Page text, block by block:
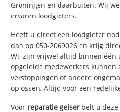
Groningen en daarbuiten. Wij
ervaren loodgieters.
Heeft u direct een loodgieter
dan op 050-2069026 en krijg
Wij zijn vrijwel altijd binnen één
opgeleide medewerkers kunnen
verstoppingen of andere
oplossen. Altijd voor een
Voor reparatie geiser belt u deze